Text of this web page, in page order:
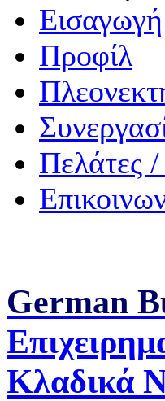
Εισαγωγή
Προφίλ
Πελάτες
German
Κλαδικά